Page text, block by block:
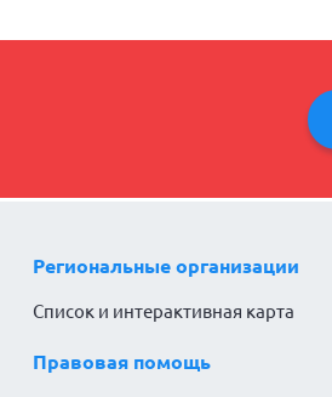
Региональные организации
Список и интерактивная карта
Правовая помощь